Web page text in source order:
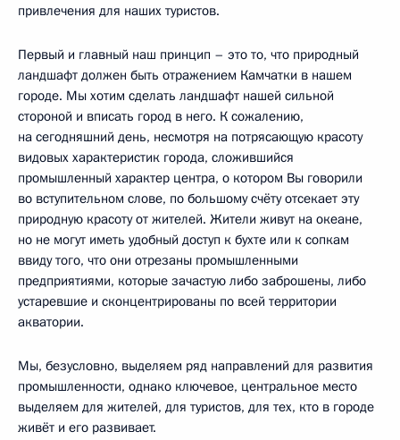
привлечения для наших туристов.
Первый и главный наш принцип – это то, что природный
ландшафт должен быть отражением Камчатки в нашем
городе. Мы хотим сделать ландшафт нашей сильной
стороной и вписать город в него. К сожалению,
на сегодняшний день, несмотря на потрясающую красоту
видовых характеристик города, сложившийся
промышленный характер центра, о котором Вы говорили
во вступительном слове, по большому счёту отсекает эту
природную красоту от жителей. Жители живут на океане,
но не могут иметь удобный доступ к бухте или к сопкам
ввиду того, что они отрезаны промышленными
предприятиями, которые зачастую либо заброшены, либо
устаревшие и сконцентрированы по всей территории
акватории.
Мы, безусловно, выделяем ряд направлений для развития
промышленности, однако ключевое, центральное место
выделяем для жителей, для туристов, для тех, кто в городе
живёт и его развивает.